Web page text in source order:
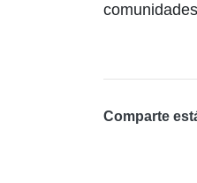
Comparte